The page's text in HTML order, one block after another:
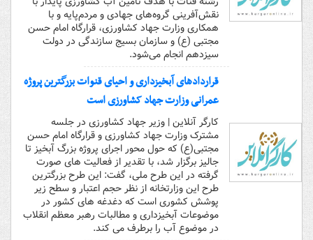
نقش‌آفرینی گروه‌های جهادی و مردم‌پایه و با
همکاری وزارت جهاد کشاورزی، قرارگاه امام حسن
مجتبی (ع) و سازمان بسیج سازندگی در دولت
سیزدهم انجام می‌شود.
قراردادهای آبخیزداری و احیای قنوات بزرگترین پروژه
عمرانی وزارت جهاد کشاورزی است
کارگر آنلاین | وزیر جهاد کشاورزی در جلسه
مشترک وزارت جهاد کشاورزی و قرارگاه امام حسن
مجتبی(ع) که حول محور اجرای پروژه بزرگ آبخیز تا
جالیز برگزار شد، با تقدیر از فعالیت های صورت
گرفته در این طرح ملی، گفت: این طرح بزرگترین
طرح این وزارتخانه از نظر حجم اعتبار و سطح زیر
پوشش کشوری است که دغدغه های کشور در
موضوعات آبخیزداری و مطالبات رهبر معظم انقلاب
در موضوع آب را برطرف می کند.